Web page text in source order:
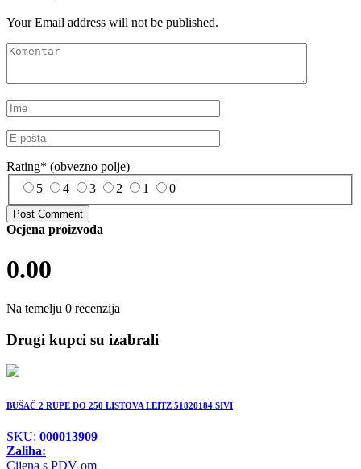
Your Email address will not be published.
Rating* (obvezno polje)
5
4 3 2 1 0
Ocjena proizvoda
0.00
Na temelju 0 recenzija
Drugi kupci su izabrali
BUŠAČ 2 RUPE DO 250 LISTOVA LEITZ 51820184 SIVI
SKU: 000013909
Zaliha:
Cijena s PDV-om